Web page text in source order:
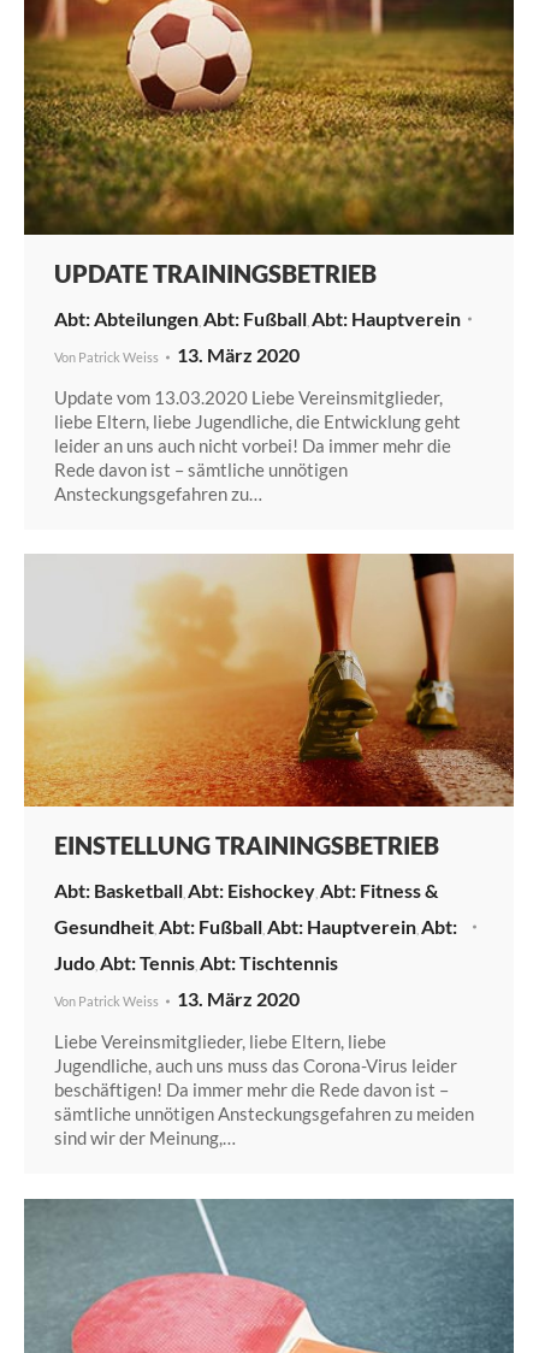
UPDATE TRAININGSBETRIEB
Abteilungen Fußball Hauptverein
Von Patrick Weiss 13. März 2020
Update vom 13.03.2020 Liebe Vereinsmitglieder,
liebe Eltern, liebe Jugendliche, die Entwicklung geht
leider an uns auch nicht vorbei! Da immer mehr die
Rede davon ist – sämtliche unnötigen
Ansteckungsgefahren zu…
EINSTELLUNG TRAININGSBETRIEB
Basketball Eishockey
Fitness &
Gesundheit
Fußball Hauptverein
Judo Tennis Tischtennis
Von Patrick Weiss 13. März 2020
Liebe Vereinsmitglieder, liebe Eltern, liebe
Jugendliche, auch uns muss das Corona-Virus leider
beschäftigen! Da immer mehr die Rede davon ist –
sämtliche unnötigen Ansteckungsgefahren zu meiden
sind wir der Meinung,…